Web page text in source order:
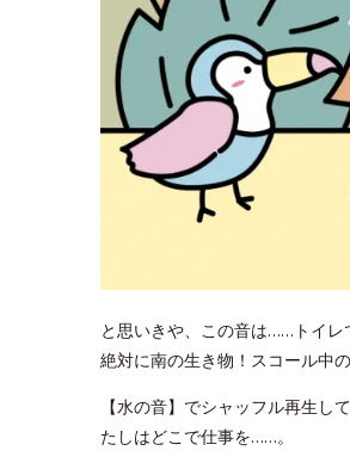
と思いきや、この音は……トイ
絶対に南の生き物！スコール中
【水の音】でシャッフル再生
たしはどこで仕事を……。